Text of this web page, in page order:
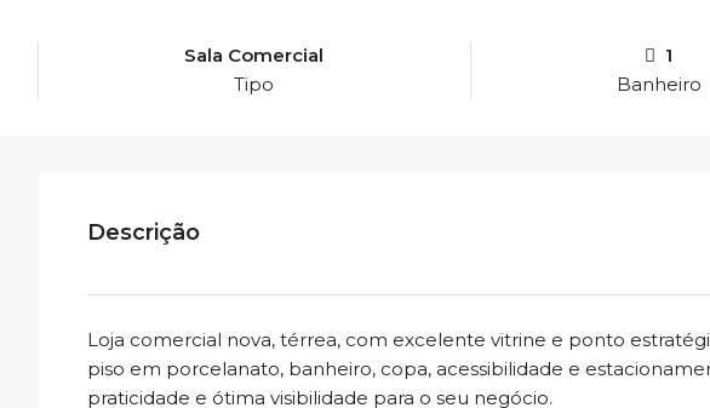
Sala Comercial
Tipo
1
Banheiro
Descrição
Loja comercial nova, térrea, com excelente vitrine e ponto
piso em porcelanato, banheiro, copa, acessibilidade e
praticidade e ótima visibilidade para o seu negócio.